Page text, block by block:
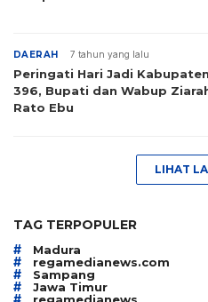
DAERAH 7 tahun yang lalu
Peringati Hari Jadi
396, Bupati dan Wabup
Rato Ebu
LIHAT
TAG TERPOPULER
# Madura
# regamedianews.com
# Sampang
# Jawa Timur
# regamedianews